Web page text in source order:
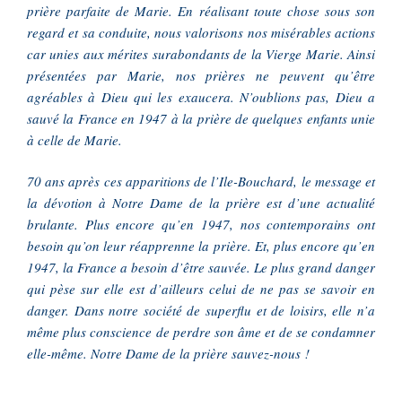
prière parfaite de Marie. En réalisant toute chose sous son
regard et sa conduite, nous valorisons nos misérables actions
car unies aux mérites surabondants de la Vierge Marie. Ainsi
présentées par Marie, nos prières ne peuvent qu’être
agréables à Dieu qui les exaucera. N’oublions pas, Dieu a
sauvé la France en 1947 à la prière de quelques enfants unie
à celle de Marie.
70 ans après ces apparitions de l’Ile-Bouchard, le message et
la dévotion à Notre Dame de la prière est d’une actualité
brulante. Plus encore qu’en 1947, nos contemporains ont
besoin qu’on leur réapprenne la prière. Et, plus encore qu’en
1947, la France a besoin d’être sauvée. Le plus grand danger
qui pèse sur elle est d’ailleurs celui de ne pas se savoir en
danger. Dans notre société de superflu et de loisirs, elle n’a
même plus conscience de perdre son âme et de se condamner
elle-même. Notre Dame de la prière sauvez-nous !